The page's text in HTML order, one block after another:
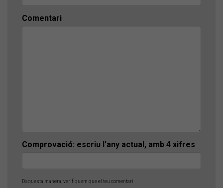
Comentari
Comprovació: escriu l'any actual, amb 4 xifres
D'aquesta manera, verifiquem que el teu comentari